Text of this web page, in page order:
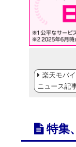
楽天モバ
ニュース記
特集